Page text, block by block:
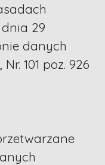
29
danych
101 poz. 926